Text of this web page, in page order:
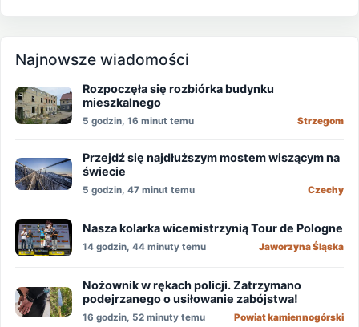
Najnowsze wiadomości
Rozpoczęła się rozbiórka budynku
mieszkalnego
5 godzin, 16 minut temu Strzegom
Przejdź się najdłuższym mostem wiszącym na
świecie
5 godzin, 47 minut temu Czechy
Nasza kolarka wicemistrzynią Tour de Pologne
14 godzin, 44 minuty temu Jaworzyna Śląska
Nożownik w rękach policji. Zatrzymano
podejrzanego o usiłowanie zabójstwa!
16 godzin, 52 minuty temu Powiat kamiennogórski